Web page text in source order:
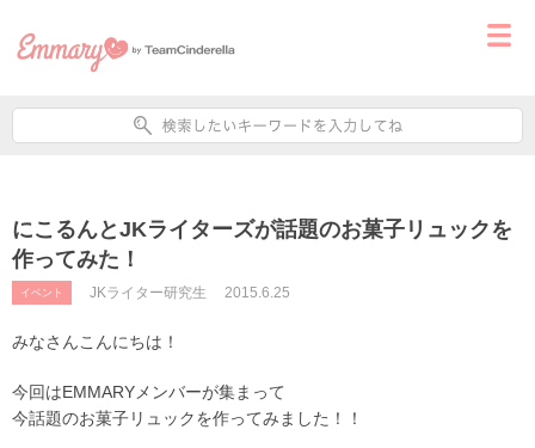
にこるんとJKライターズが話題のお菓子リュックを
作ってみた！
イベント JKライター研究生 2015.6.25
みなさんこんにちは！
今回はEMMARYメンバーが集まって
今話題のお菓子リュックを作ってみました！！